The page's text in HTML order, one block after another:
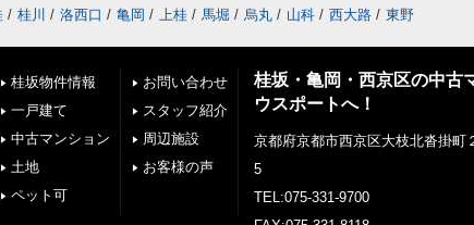
/ 桂川 / 洛西口 / 亀岡 / 上桂 / 馬堀 / 烏丸 / 山科 / 西大路 / 東野
桂坂物件情報
一戸建て
中古マンション
土地
ペット可
お問い合わせ
スタッフ紹介
周辺施設
お客様の声
桂坂・亀岡・西京区の中古
ウスポートへ！
京都府京都市西京区大枝北沓掛町
5
TEL:075-331-9700